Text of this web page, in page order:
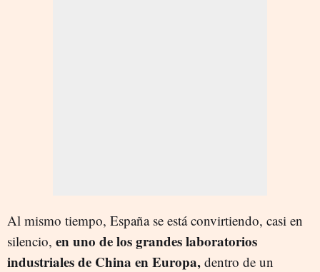
Al mismo tiempo, España se está convirtiendo, casi en
silencio, en uno de los grandes laboratorios
industriales de China en Europa, dentro de un